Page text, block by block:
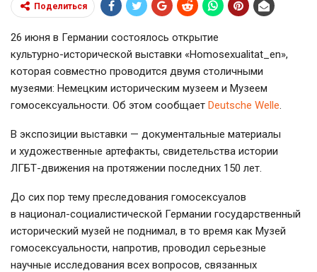
Поделиться
26 июня в Германии состоялось открытие
культурно-исторической выставки «Homosexualitat_en»,
которая совместно проводится двумя столичными
музеями: Немецким историческим музеем и Музеем
гомосексуальности. Об этом сообщает Deutsche Welle.
В экспозиции выставки — документальные материалы
и художественные артефакты, свидетельства истории
ЛГБТ-движения на протяжении последних 150 лет.
До сих пор тему преследования гомосексуалов
в национал-социалистической Германии государственный
исторический музей не поднимал, в то время как Музей
гомосексуальности, напротив, проводил серьезные
научные исследования всех вопросов, связанных